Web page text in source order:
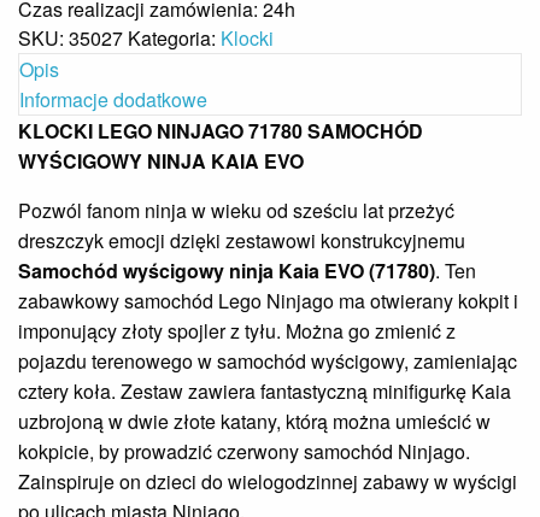
Czas realizacji zamówienia: 24h
SKU: 35027 Kategoria: Klocki
Opis
Informacje dodatkowe
KLOCKI LEGO NINJAGO 71780 SAMOCHÓD
WYŚCIGOWY NINJA KAIA EVO
Pozwól fanom ninja w wieku od sześciu lat przeżyć
dreszczyk emocji dzięki zestawowi konstrukcyjnemu
Samochód wyścigowy ninja Kaia EVO (71780). Ten
zabawkowy samochód Lego Ninjago ma otwierany kokpit i
imponujący złoty spojler z tyłu. Można go zmienić z
pojazdu terenowego w samochód wyścigowy, zamieniając
cztery koła. Zestaw zawiera fantastyczną minifigurkę Kaia
uzbrojoną w dwie złote katany, którą można umieścić w
kokpicie, by prowadzić czerwony samochód Ninjago.
Zainspiruje on dzieci do wielogodzinnej zabawy w wyścigi